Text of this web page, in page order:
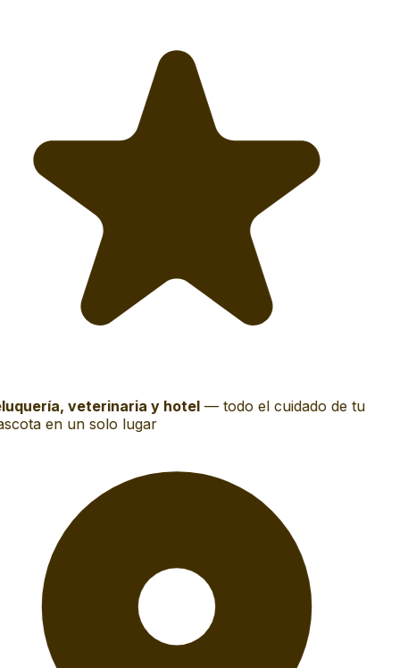
veterinaria y hotel— todo el cuidado de tu
en un solo lugar